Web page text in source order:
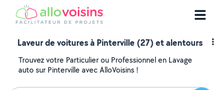
Laveur de voitures à Pinterville (27) et alentours
Trouvez votre Particulier ou Professionnel en Lavage
auto sur Pinterville avec AlloVoisins !